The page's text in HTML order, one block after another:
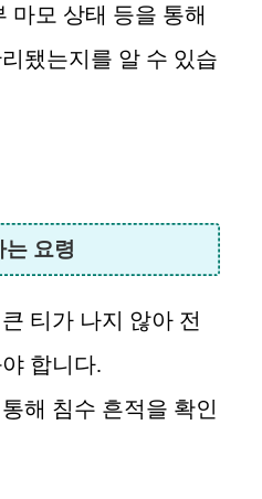
마모 상태 등을 통해
됐는지를 알 수 있습
는 요령
티가 나지 않아 전
합니다.
해 침수 흔적을 확인